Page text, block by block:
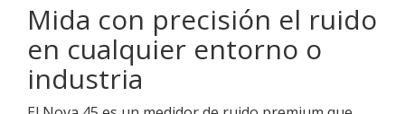
Mida con precisión el ruido
en cualquier entorno o
industria